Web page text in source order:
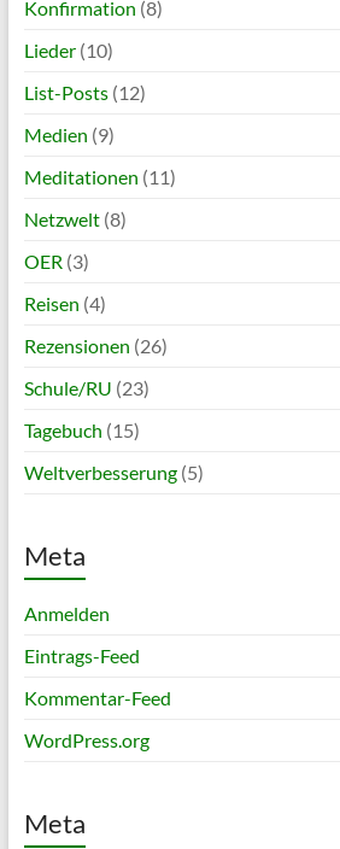
Konfirmation (8)
Lieder(10)
List-Posts(12)
Medien (9)
Meditationen (11)
Netzwelt(8)
OER (3)
Reisen (4)
Rezensionen (26)
Schule/RU (23)
Tagebuch (15)
Weltverbesserung(5)
Meta
Anmelden
Eintrags-Feed
Kommentar-Feed
WordPress.org
Meta